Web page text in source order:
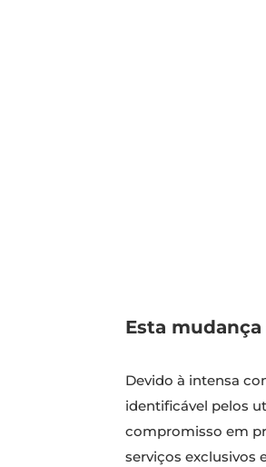
Esta
Devido à intensa
identificável pelos
compromisso em
serviços exclusivos